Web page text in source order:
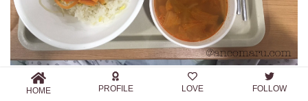
제육볶음（豚肉炒め）と콩나물밥（豆もやしご飯）♪
HOME PROFILE LOVE FOLLOW